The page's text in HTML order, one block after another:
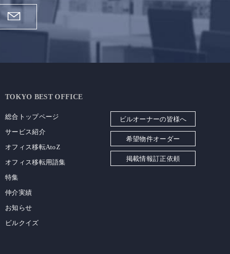
TOKYO BEST OFFICE
総合トップページ
サービス紹介
オフィス移転AtoZ
オフィス移転用語集
特集
仲介実績
お知らせ
ビルクイズ
ビルオーナーの皆様へ
希望物件オーダー
掲載情報訂正依頼